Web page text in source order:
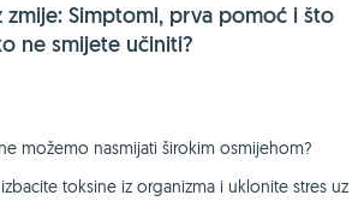
zmije: Simptomi, prva pomoć i što
ne smijete učiniti?
možemo nasmijati širokim osmijehom?
toksine iz organizma i uklonite stres uz